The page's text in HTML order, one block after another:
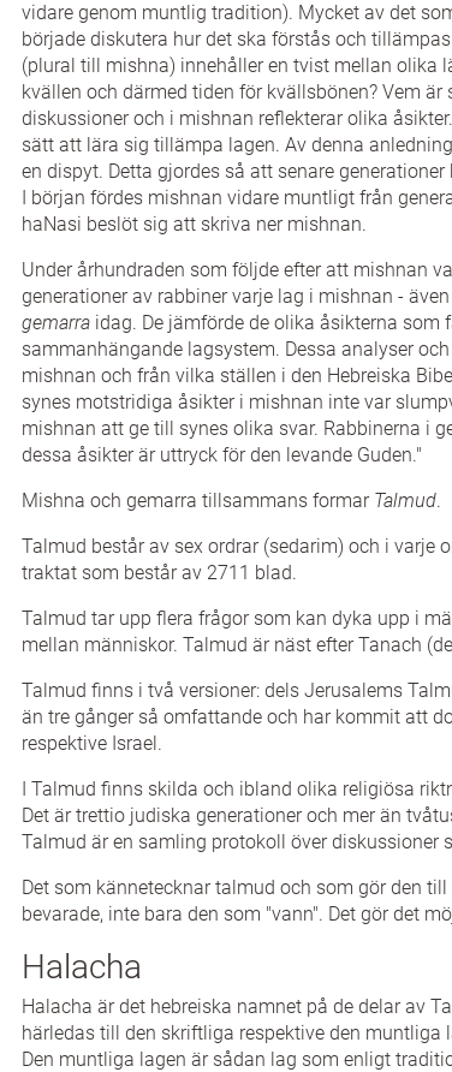
vidare genom muntlig tradition). Mycket av det
började diskutera hur det ska förstås och
(plural till mishna) innehåller en tvist mellan olika
kvällen och därmed tiden för kvällsbönen? Vem
diskussioner och i mishnan reflekterar olika
sätt att lära sig tillämpa lagen. Av denna
en dispyt. Detta gjordes så att senare
I början fördes mishnan vidare muntligt från
haNasi beslöt sig att skriva ner mishnan.
Under århundraden som följde efter att mishnan
generationer av rabbiner varje lag i mishnan -
gemarra idag. De jämförde de olika åsikterna
sammanhängande lagsystem. Dessa analyser
mishnan och från vilka ställen i den Hebreiska
synes motstridiga åsikter i mishnan inte var
mishnan att ge till synes olika svar. Rabbinerna i
dessa åsikter är uttryck för den levande Guden."
Mishna och gemarra tillsammans formar Talmud.
Talmud består av sex ordrar (sedarim) och i varje
traktat som består av 2711 blad.
Talmud tar upp flera frågor som kan dyka upp i
mellan människor. Talmud är näst efter Tanach
Talmud finns i två versioner: dels Jerusalems
än tre gånger så omfattande och har kommit att
respektive Israel.
I Talmud finns skilda och ibland olika religiösa
Det är trettio judiska generationer och mer än
Talmud är en samling protokoll över diskussioner
Det som kännetecknar talmud och som gör den
bevarade, inte bara den som "vann". Det gör det
Halacha
Halacha är det hebreiska namnet på de delar av
härledas till den skriftliga respektive den muntliga
Den muntliga lagen är sådan lag som enligt